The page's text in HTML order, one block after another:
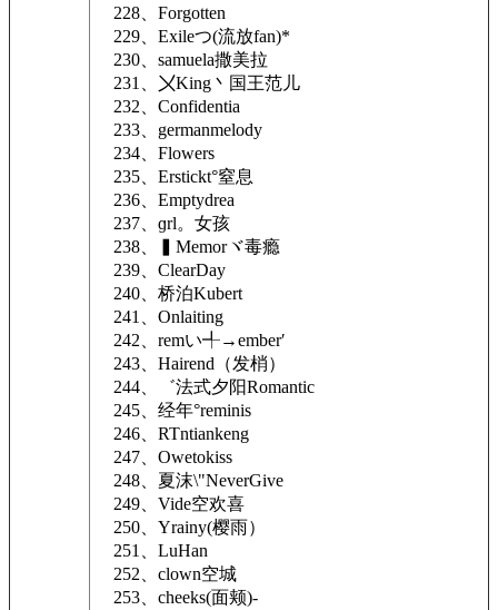
228、Forgotten
229、Exileつ(流放fan)*
230、samuela撒美拉
231、〤King丶国王范儿
232、Confidentia
233、germanmelody
234、Flowers
235、Erstickt°窒息
236、Emptydrea
237、ɡrl。女孩
238、▍Memorヾ毒瘾
239、ClearDay
240、桥泊Kubert
241、Onlaiting
242、remい╃→ember′
243、Hairend（发梢）
244、゛法式夕阳Romantic
245、经年°reminis
246、RTntiankeng
247、Owetokiss
248、夏沫\"NeverGive
249、Vide空欢喜
250、Yrainy(樱雨）
251、LuHan
252、clown空城
253、cheeks(面颊)-